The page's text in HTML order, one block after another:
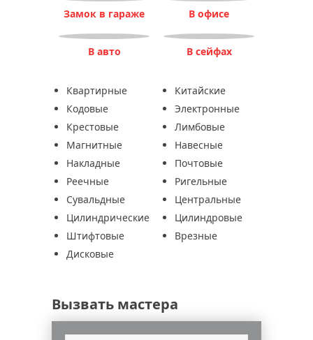
Замок в гараже В офисе
В авто В сейфах
Квартирные
Китайские
Кодовые
Электронные
Крестовые
Лимбовые
Магнитные
Навесные
Накладные
Почтовые
Реечные
Ригельные
Сувальдные
Центральные
Цилиндрические
Цилиндровые
Штифтовые
Врезные
Дисковые
Вызвать мастера